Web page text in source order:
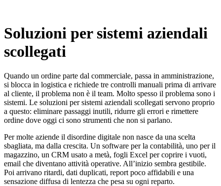
Soluzioni per sistemi aziendali
scollegati
Quando un ordine parte dal commerciale, passa in amministrazione,
si blocca in logistica e richiede tre controlli manuali prima di arrivare
al cliente, il problema non è il team. Molto spesso il problema sono i
sistemi. Le soluzioni per sistemi aziendali scollegati servono proprio
a questo: eliminare passaggi inutili, ridurre gli errori e rimettere
ordine dove oggi ci sono strumenti che non si parlano.
Per molte aziende il disordine digitale non nasce da una scelta
sbagliata, ma dalla crescita. Un software per la contabilità, uno per il
magazzino, un CRM usato a metà, fogli Excel per coprire i vuoti,
email che diventano attività operative. All’inizio sembra gestibile.
Poi arrivano ritardi, dati duplicati, report poco affidabili e una
sensazione diffusa di lentezza che pesa su ogni reparto.